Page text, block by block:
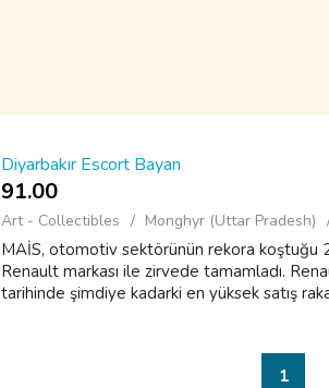
Diyarbakır Escort Bayan
91.00 ₹
Art - Collectibles Monghyr (Uttar Pradesh)
MAİS, otomotiv sektörünün rekora koştuğu
Renault markası ile zirvede tamamladı.
tarihinde şimdiye kadarki en yüksek satış
1